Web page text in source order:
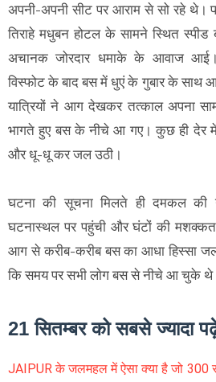
अपनी-अपनी सीट पर आराम से सो रहे थे।
तिराहे मधुबन होटल के सामने स्थित
अचानक जोरदार धमाके के आवाज आई।
विस्फोट के बाद बस में धुएं के गुबार के
यात्रियों ने आग देखकर तत्काल अपना
भागते हुए बस के नीचे आ गए। कुछ ही
और धू-धू कर जल उठी।
घटना की सूचना मिलते ही दमकल की
घटनास्थल पर पहुंची और घंटों की
आग से करीब-करीब बस का आधा हिस्सा जल
कि समय पर सभी लाेग बस से नीचे आ चुके
21 सितम्बर को सबसे ज्यादा
JAIPUR के जलमहल में ऐसा क्या है जो 300